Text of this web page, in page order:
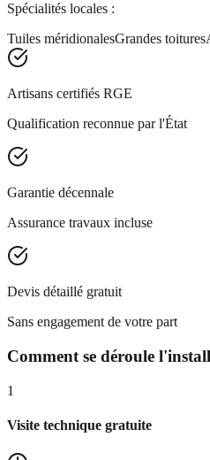
Spécialités locales :
Tuiles méridionalesGrandes toitures
Artisans certifiés RGE
Qualification reconnue par l'État
Garantie décennale
Assurance travaux incluse
Devis détaillé gratuit
Sans engagement de votre part
Comment se déroule
1
Visite technique gratuite